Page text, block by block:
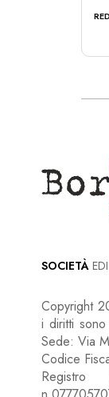
SOCIETÀ
Copyright
i diritti
Sede: Via
Codice